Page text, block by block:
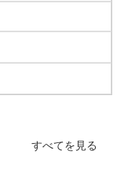
すべてを見る